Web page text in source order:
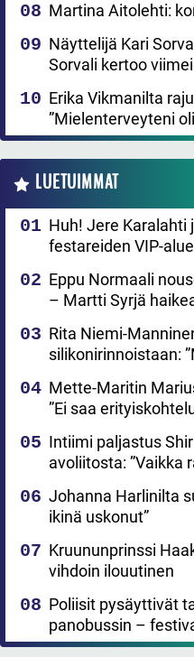
Martina Aitolehti:
Näyttelijä Kari
Sorvali kertoo
Erika Vikmanilta
”Mielenterveyteni
LUETUIMMAT
Huh! Jere
festareiden VIP-
Eppu Normaali
– Martti Syrjä
Rita Niemi-
silikonirinnoistaan:
Mette-Maritin
”Ei saa
Intiimi paljastus
avoliitosta: ”Vaikka
Johanna Harlinilta
ikinä uskonut”
Kruununprinssi
vihdoin ilouutinen
Poliisit pysäyttivät
panobussin –